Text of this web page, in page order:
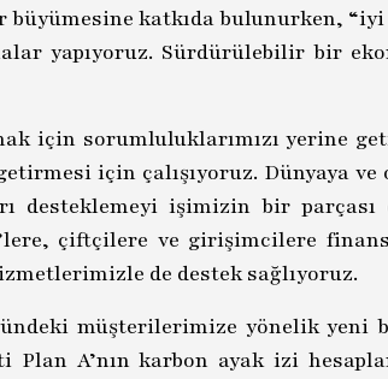
katkıda bulunurken, “iyi
yapıyoruz. Sürdürülebilir bir
için sorumluluklarımızı yerine
için çalışıyoruz. Dünyaya
desteklemeyi işimizin bir
çiftçilere ve girişimcilere
de destek sağlıyoruz.
müşterilerimize yönelik
Plan A’nın karbon ayak izi